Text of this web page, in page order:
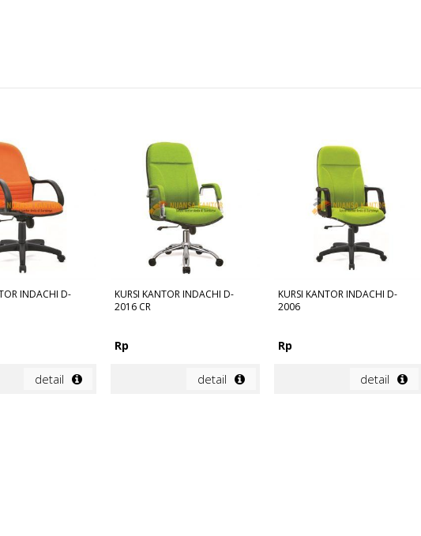
INDACHI D-
detail
KURSI KANTOR INDACHI D-
2016 CR
Rp
detail
KURSI KANTOR INDACHI D-
2006
Rp
detail